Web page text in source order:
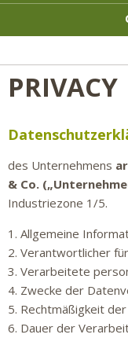
PRIVACY
des Unternehmens
& Co.
Industriezone 1/5.
1. Allgemeine
2. Verantwortlicher
3. Verarbeitete
4. Zwecke der
5. Rechtmäßigkeit
6. Dauer der